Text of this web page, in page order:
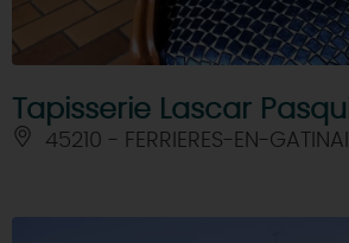
Tapisserie Lascar
45210 - FERRIERES-EN-